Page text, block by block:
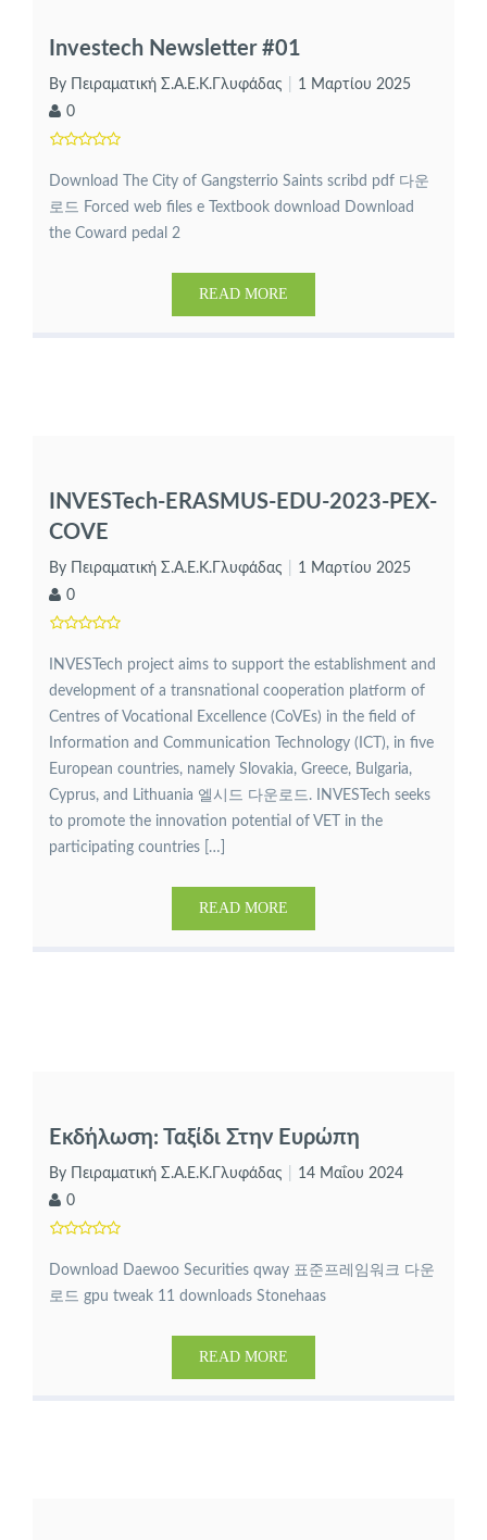
Investech Newsletter #01
By Πειραματική Σ.Α.Ε.Κ.Γλυφάδας
1 Μαρτίου 2025
0
Download The City of Gangsterrio Saints scribd pdf 다운
로드 Forced web files e Textbook download Download
the Coward pedal 2
READ MORE
INVESTech-ERASMUS-EDU-2023-PEX-
COVE
By Πειραματική Σ.Α.Ε.Κ.Γλυφάδας
1 Μαρτίου 2025
0
INVESTech project aims to support the establishment and
development of a transnational cooperation platform of
Centres of Vocational Excellence (CoVEs) in the field of
Information and Communication Technology (ICT), in five
European countries, namely Slovakia, Greece, Bulgaria,
Cyprus, and Lithuania 엘시드 다운로드. INVESTech seeks
to promote the innovation potential of VET in the
participating countries […]
READ MORE
Εκδήλωση: Ταξίδι Στην Ευρώπη
By Πειραματική Σ.Α.Ε.Κ.Γλυφάδας
14 Μαΐου 2024
0
Download Daewoo Securities qway 표준프레임워크 다운
로드 gpu tweak 11 downloads Stonehaas
READ MORE